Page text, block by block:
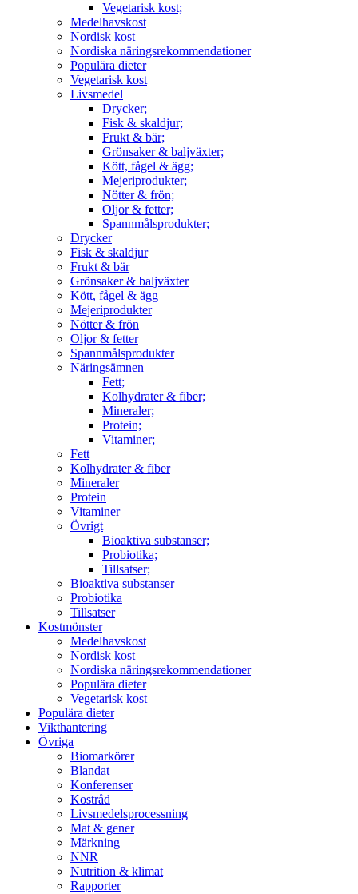
Vegetarisk kost;
Medelhavskost
Nordisk kost
Nordiska näringsrekommendationer
Populära dieter
Vegetarisk kost
Livsmedel
Drycker;
Fisk & skaldjur;
Frukt & bär;
Grönsaker & baljväxter;
Kött, fågel & ägg;
Mejeriprodukter;
Nötter & frön;
Oljor & fetter;
Spannmålsprodukter;
Drycker
Fisk & skaldjur
Frukt & bär
Grönsaker & baljväxter
Kött, fågel & ägg
Mejeriprodukter
Nötter & frön
Oljor & fetter
Spannmålsprodukter
Näringsämnen
Fett;
Kolhydrater & fiber;
Mineraler;
Protein;
Vitaminer;
Fett
Kolhydrater & fiber
Mineraler
Protein
Vitaminer
Övrigt
Bioaktiva substanser;
Probiotika;
Tillsatser;
Bioaktiva substanser
Probiotika
Tillsatser
Kostmönster
Medelhavskost
Nordisk kost
Nordiska näringsrekommendationer
Populära dieter
Vegetarisk kost
Populära dieter
Vikthantering
Övriga
Biomarkörer
Blandat
Konferenser
Kostråd
Livsmedelsprocessning
Mat & gener
Märkning
NNR
Nutrition & klimat
Rapporter